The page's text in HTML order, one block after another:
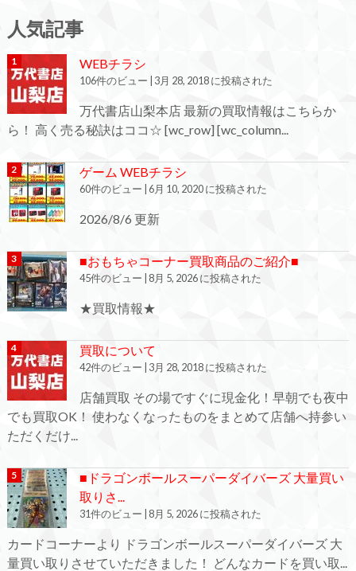
人気記事
WEBチラシ
106件のビュー 3月 28, 2018 に投稿された
万代書店山梨本店 最新の買取情報はこちらか
ら！ 高く売る秘訣はココ☆ [wc_row] [wc_column...
ゲーム WEBチラシ
60件のビュー 6月 10, 2020 に投稿された
2026/8/6 更新
■おもちゃコーナー買取商品のご紹介■
45件のビュー 8月 5, 2026 に投稿された
★買取情報★
買取について
42件のビュー 3月 28, 2018 に投稿された
店舗買取 その場ですぐに現金化！早朝でも夜中
でも買取OK！ 使わなくなったものをまとめて店舗へ持参い
ただくだけ...
■ドラゴンボールスーパーダイバーズ 大量買い
取りさ...
31件のビュー 8月 5, 2026 に投稿された
カードコーナーより ドラゴンボールスーパーダイバーズ 大
量買い取りさせていただきました！ どんなカードを買い取...